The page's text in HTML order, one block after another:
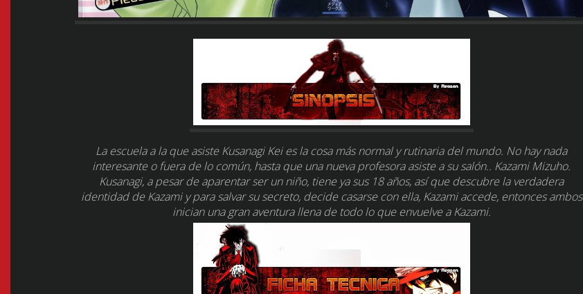
La escuela a la que asiste Kusanagi Kei es la cosa más normal y rutinaria del mundo. No hay nada
interesante o fuera de lo común, hasta que una nueva profesora asiste a su salón.. Kazami Mizuho.
Kusanagi, a pesar de aparentar ser un niño, tiene ya sus 18 años, así que descubre la verdadera
identidad de Kazami y para salvar su secreto, decide casarse con ella, Kazami accede, entonces ambos
inician una gran aventura llena de todo lo que envuelve a Kazami.